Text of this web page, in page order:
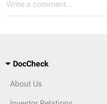
Write a comment...
DocCheck
About Us